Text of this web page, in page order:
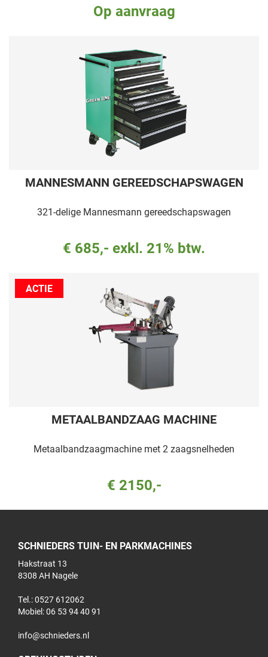
Op aanvraag
MANNESMANN GEREEDSCHAPSWAGEN
321-delige Mannesmann gereedschapswagen
€ 685,- exkl. 21% btw.
ACTIE
METAALBANDZAAG MACHINE
Metaalbandzaagmachine met 2 zaagsnelheden
€ 2150,-
SCHNIEDERS TUIN- EN PARKMACHINES
Hakstraat 13
8308 AH Nagele
Tel.: 0527 612062
Mobiel:06 53 94 40 91
info@schnieders.nl